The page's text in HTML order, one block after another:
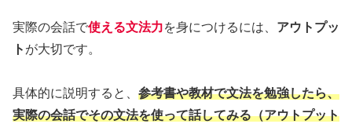
実際の会話で使える文法力を身につけるには、 アウトプッ
ト が大切です。
具体的に説明すると、 参考書や教材で文法を勉強したら、
実際の会話でその文法を使って話してみる（アウトプット